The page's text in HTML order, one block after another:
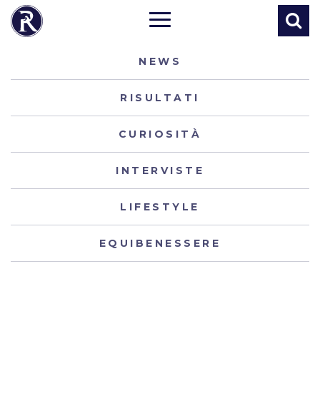
NEWS
RISULTATI
CURIOSITÀ
INTERVISTE
LIFESTYLE
EQUIBENESSERE